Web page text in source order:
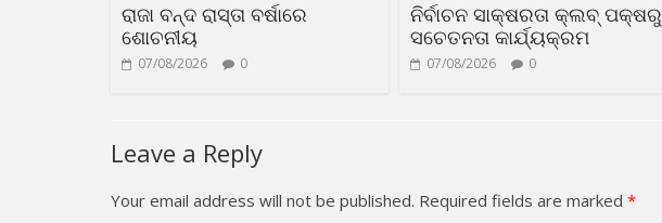
ରାଜା ବନ୍ଦ ରାସ୍ତା ବର୍ଷାରେ
ଶୋଚନୀୟ
07/08/2026 0
ନିର୍ବାଚନ ସାକ୍ଷରତା କ୍ଲବ୍ ପକ୍ଷରୁ
ସଚେତନତା କାର୍ଯ୍ୟକ୍ରମ
07/08/2026 0
Leave a Reply
Your email address will not be published. Required fields are marked *